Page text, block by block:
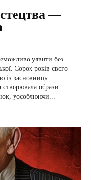
—
уявити без
Сорок років свого
із засновниць
створювала образи
уособлюючи...